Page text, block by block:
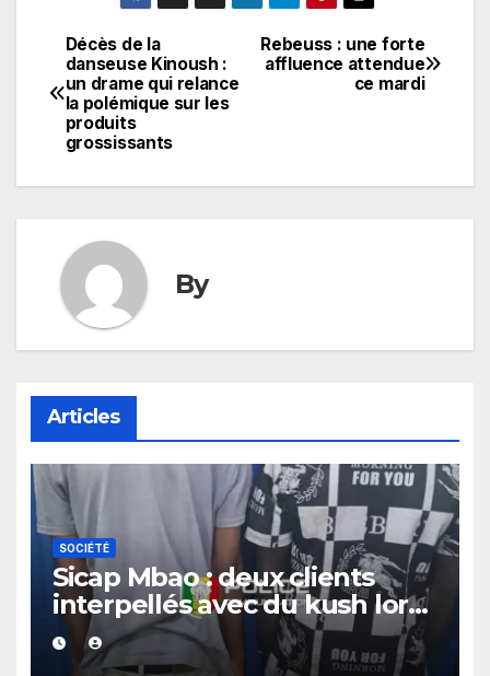
Navigation
de
l’article
Rebeuss : une forte
affluence attendue
ce mardi
Décès de la
danseuse Kinoush :
un drame qui relance
la polémique sur les
produits
grossissants
By
Articles
SOCIÉTÉ
Sicap Mbao : deux clients
interpellés avec du kush lors
d’un contrôle de police dans
un bar